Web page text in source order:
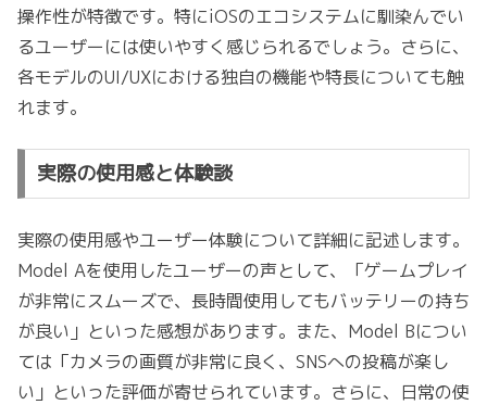
操作性が特徴です。特にiOSのエコシステムに馴染んでい
るユーザーには使いやすく感じられるでしょう。さらに、
各モデルのUI/UXにおける独自の機能や特長についても触
れます。
実際の使用感と体験談
実際の使用感やユーザー体験について詳細に記述します。
Model Aを使用したユーザーの声として、「ゲームプレイ
が非常にスムーズで、長時間使用してもバッテリーの持ち
が良い」といった感想があります。また、Model Bについ
ては「カメラの画質が非常に良く、SNSへの投稿が楽し
い」といった評価が寄せられています。さらに、日常の使